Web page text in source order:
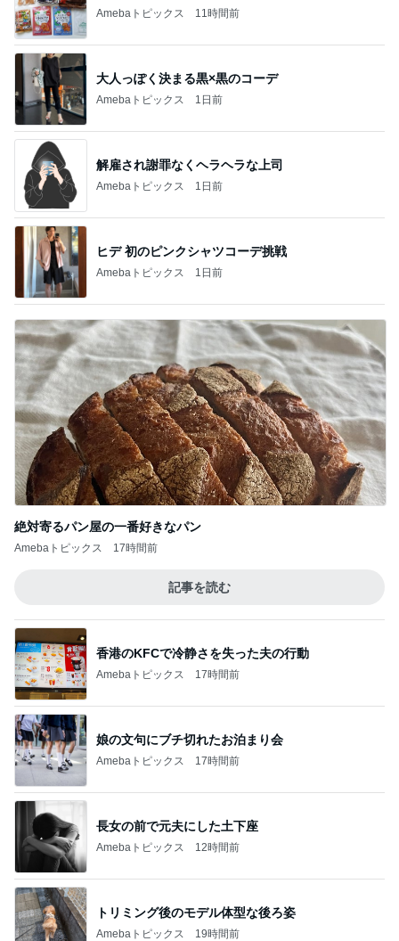
Amebaトピックス 11時間前
大人っぽく決まる黒×黒のコーデ
Amebaトピックス 1日前
解雇され謝罪なくヘラヘラな上司
Amebaトピックス 1日前
ヒデ 初のピンクシャツコーデ挑戦
Amebaトピックス 1日前
絶対寄るパン屋の一番好きなパン
Amebaトピックス 17時間前
記事を読む
香港のKFCで冷静さを失った夫の行動
Amebaトピックス 17時間前
娘の文句にブチ切れたお泊まり会
Amebaトピックス 17時間前
長女の前で元夫にした土下座
Amebaトピックス 12時間前
トリミング後のモデル体型な後ろ姿
Amebaトピックス 19時間前